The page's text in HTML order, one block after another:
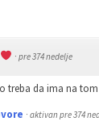
· pre 374 nedelje
treba da ima na
· aktivan pre 374